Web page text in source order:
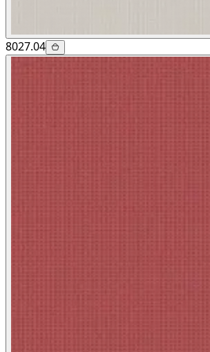
8027.04